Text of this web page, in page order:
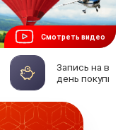
Смотреть видео
Запись на
день покупки